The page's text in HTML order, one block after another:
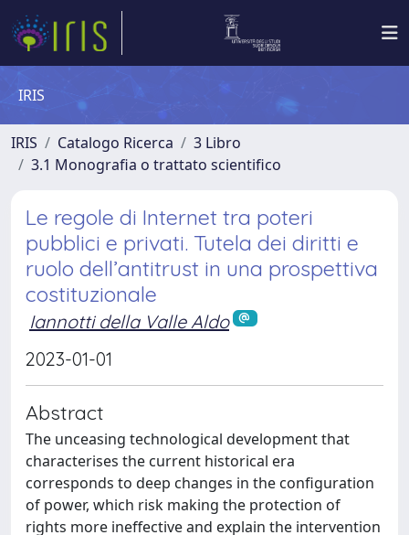
IRIS
IRIS Catalogo Ricerca
3 Libro
3.1 Monografia o trattato scientifico
Le regole di Internet tra poteri
pubblici e privati. Tutela dei diritti e
ruolo dell’antitrust in una prospettiva
costituzionale
Iannotti della Valle Aldo
2023-01-01
Abstract
The unceasing technological development that
characterises the current historical era
corresponds to deep changes in the configuration
of power, which risk making the protection of
rights more ineffective and explain the intervention